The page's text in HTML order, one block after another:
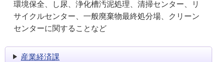
環境保全、し尿、浄化槽汚泥処理、清掃センター、リ
サイクルセンター、一般廃棄物最終処分場、クリーン
センターに関することなど
産業経済課